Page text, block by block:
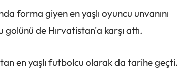
forma giyen en yaşlı oyuncu unvanını
de Hırvatistan'a karşı attı.
en yaşlı futbolcu olarak da tarihe geçti.